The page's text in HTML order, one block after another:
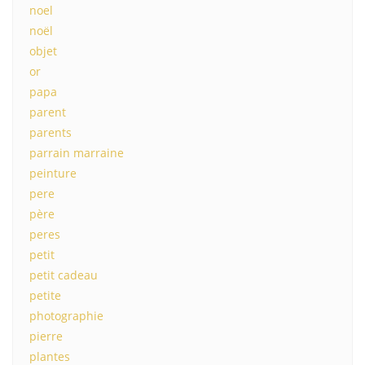
noel
noël
objet
or
papa
parent
parents
parrain marraine
peinture
pere
père
peres
petit
petit cadeau
petite
photographie
pierre
plantes